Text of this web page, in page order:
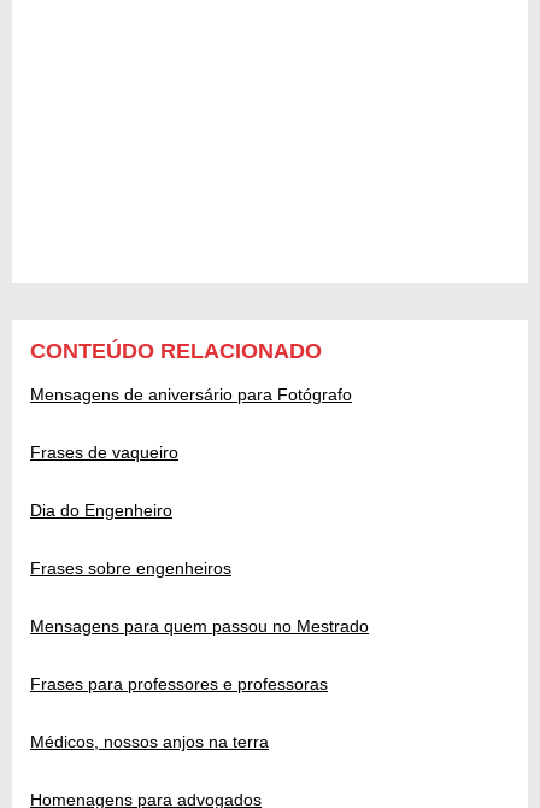
CONTEÚDO RELACIONADO
Mensagens de aniversário para Fotógrafo
Frases de vaqueiro
Dia do Engenheiro
Frases sobre engenheiros
Mensagens para quem passou no Mestrado
Frases para professores e professoras
Médicos, nossos anjos na terra
Homenagens para advogados